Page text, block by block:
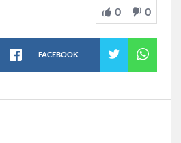
0 0
FACEBOOK